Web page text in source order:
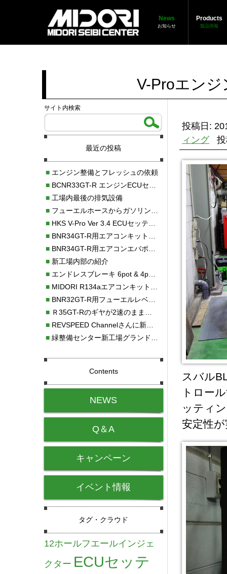
News
お知らせ
Products
製品情報
V-Proエン
投稿日:
ィング
スバル
トロー
ッティ
安定性
サイト内検索
最近の投稿
■エンジン整備とフレッシュの依頼
■BCNR33GT-R エンジンECUセッティング調整
■工場内最後の排気設備
■フューエルホースからガソリン漏れ
■HKS V-Pro Ver 3.4 ECUセッティング
■BNR34GT-R用エアコンキット新発売！！
■BNR34GT-R用エアコンエバポレーターを新発売！！
■新工場内部の紹介
■エンドレスブレーキ 6pot & 4potオーバーホール
■MIDORI R134aエアコンキットタイプⅡ取り付け
■BNR32GT-R用フューエルレベルセンサー新発売！！
■Ｒ35GT-Rのギヤが2速のまま変速しない！！
■REVSPEED Channelさんに新社屋を紹介していただきました!!
■緑整備センター新工場グランドオープン・続報
Contents
NEWS
Q＆A
キャンペーン
イベント情報
タグ・クラウド
12ホールフエールインジェ
クター ECUセッテ